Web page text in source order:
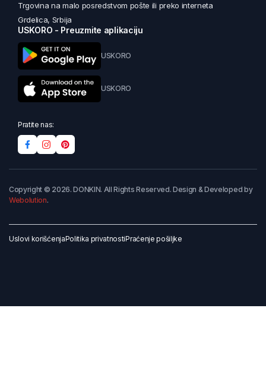
Trgovina na malo posredstvom pošte ili preko interneta
Grdelica, Srbija
USKORO - Preuzmite aplikaciju
USKORO
USKORO
Pratite nas:
Copyright © 2026. DONKIN. All Rights Reserved. Design & Developed by
Webolution.
Uslovi korišćenjaPolitika privatnostiPraćenje pošiljke